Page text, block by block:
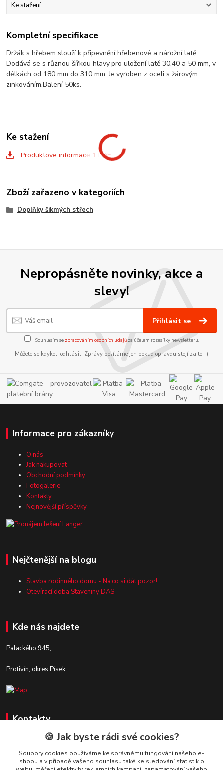
Ke stažení
Kompletní specifikace
Držák s hřebem slouží k připevnění hřebenové a nárožní latě.
Dodává se s různou šířkou hlavy pro uložení latě 30,40 a 50 mm, v
délkách od 180 mm do 310 mm. Je vyroben z oceli s žárovým
zinkováním.Balení 50ks.
Ke stažení
Produktove informace 1 PDF
Zboží zařazeno v kategoriích
Doplňky šikmých střech
Nepropásněte novinky, akce a
slevy!
Přihlásit se
Souhlasím se zpracováním osobních údajůza účelem rozesílky newsletteru.
Můžete se kdykoli odhlásit. Zprávy posíláme jen pokud opravdu stojí za to. :)
Informace pro zákazníky
O nás
Jak nakupovat
Obchodní podmínky
Fotogalerie
Kontakty
Nejnovější příspěvky
Nejčtenější na blogu
Stavba rodinného domu - Na co si dát pozor!
Otevírací doba Staveniny DAS
Kde nás najdete
Palackého 945,
Protivín, okres Písek
Kontakty
Zákaznická podpora Stavby DaS
+420 720 190 190
(Po-Pá, 7-16 hod.)
🍪 Jak byste rádi své cookies?
Soubory cookies používáme ke správnému fungování našeho e-
shopu a v případě vašeho souhlasu také ke sledování statistik o